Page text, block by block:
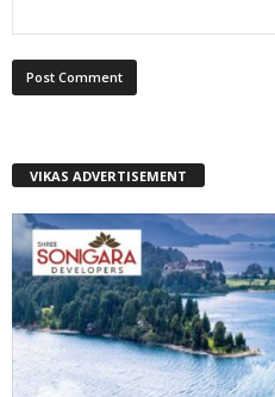
VIKAS ADVERTISEMENT